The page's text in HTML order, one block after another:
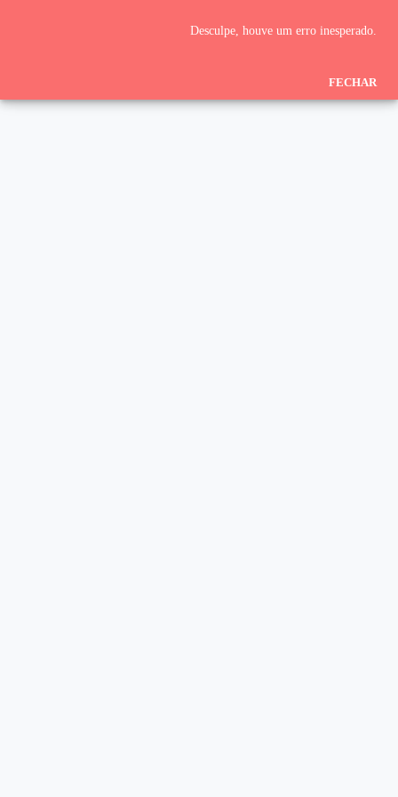
Desculpe, houve um erro inesperado.
FECHAR